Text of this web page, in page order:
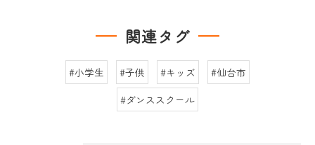
関連タグ
#小学生 #子供 #キッズ
#仙台市
#ダンススクール